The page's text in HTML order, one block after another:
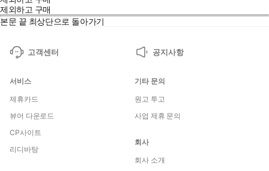
제외하고 구매
본문 끝 최상단으로 돌아가기
고객센터 공지사항
서비스
제휴카드
뷰어 다운로드
CP사이트
리디바탕
기타 문의
원고 투고
사업 제휴 문의
회사
회사 소개